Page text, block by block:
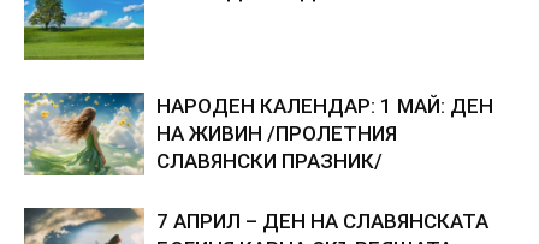
НАРОДЕН КАЛЕНДАР: 1 МАЙ: ДЕН
НА ЖИВИН /ПРОЛЕТНИЯ
СЛАВЯНСКИ ПРАЗНИК/
7 АПРИЛ – ДЕН НА СЛАВЯНСКАТА